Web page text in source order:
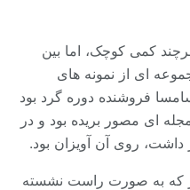
کمی کوچک، اما بین
ای از نمونه های
فروشنده دوره گرد بود
ای مصور بریده بود و در
روی آن آویزان بود.
که به صورت راست نشسته